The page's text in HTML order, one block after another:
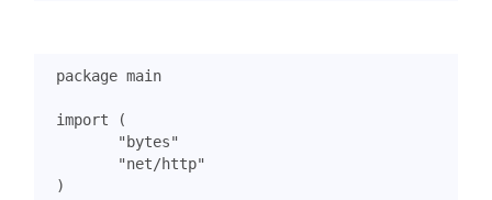
package main
import
(
"bytes"
"net/http"
)